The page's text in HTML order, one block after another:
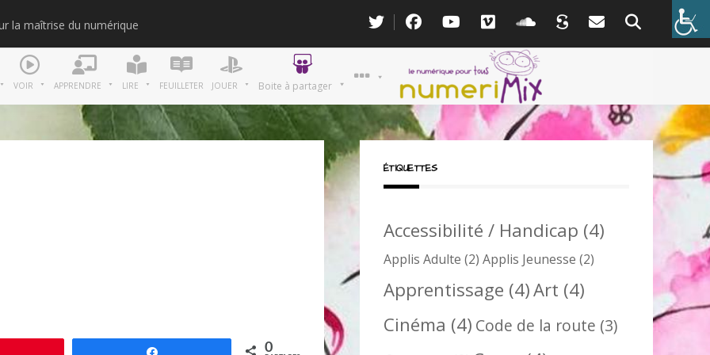
la maîtrise du numérique
VOIR APPRENDRE LIRE FEUILLETER JOUER Boite à partager
0
ÉTIQUETTES
Accessibilité / Handicap (4)
Applis Adulte (2) Applis Jeunesse (2)
Apprentissage (4)Art (4)
Cinéma (4) Code de la route (3)